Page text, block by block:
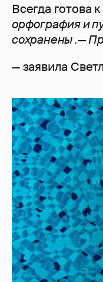
Всегда готова
орфография и
сохранены .—
— заявила